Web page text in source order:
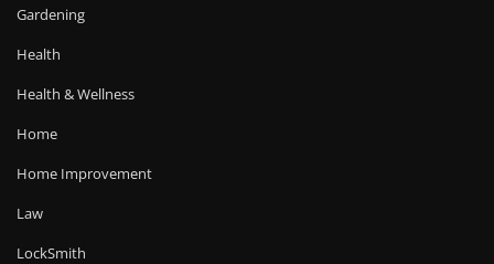
Gardening
Health
Health & Wellness
Home
Home Improvement
Law
LockSmith